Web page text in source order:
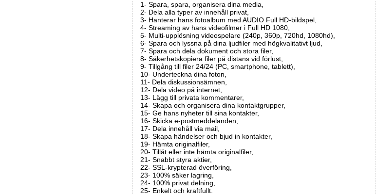
1- Spara, spara, organisera dina media,
2- Dela alla typer av innehåll privat,
3- Hanterar hans fotoalbum med AUDIO Full HD-bildspel,
4- Streaming av hans videofilmer i Full HD 1080,
5- Multi-upplösning videospelare (240p, 360p, 720hd, 1080hd),
6- Spara och lyssna på dina ljudfiler med högkvalitativt ljud,
7- Spara och dela dokument och stora filer,
8- Säkerhetskopiera filer på distans vid förlust,
9- Tillgång till filer 24/24 (PC, smartphone, tablett),
10- Underteckna dina foton,
11- Dela diskussionsämnen,
12- Dela video på internet,
13- Lägg till privata kommentarer,
14- Skapa och organisera dina kontaktgrupper,
15- Ge hans nyheter till sina kontakter,
16- Skicka e-postmeddelanden,
17- Dela innehåll via mail,
18- Skapa händelser och bjud in kontakter,
19- Hämta originalfiler,
20- Tillåt eller inte hämta originalfiler,
21- Snabbt styra aktier,
22- SSL-krypterad överföring,
23- 100% säker lagring,
24- 100% privat delning,
25- Enkelt och kraftfullt.